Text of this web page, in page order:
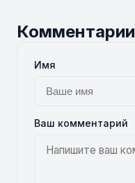
Комментарии
Имя
Ваш комментарий